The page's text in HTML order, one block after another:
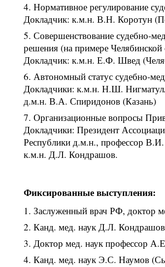
Нормативное регулирование
Докладчик: к.м.н. В.Н. Коротун
Совершенствование судебно-
решения (на примере Челябинской
Докладчик: к.м.н. Е.Ф. Швед
Автономный статус судебно-
Докладчики: к.м.н. Н.Ш.
д.м.н. В.А. Спиридонов (Казань)
Организационные вопросы
Докладчики: Президент
Республики д.м.н., профессор
к.м.н. Д.Л. Кондрашов.
Фиксированные выступления:
Заслуженный врач РФ, доктор
Канд. мед. наук Д.Л. Кондрашов
Доктор мед. наук профессор
Канд. мед. наук Э.С. Наумов